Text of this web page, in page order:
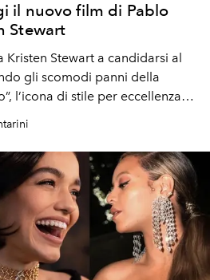
il nuovo film di Pablo
Stewart
Stewart a candidarsi al
gli scomodi panni della
l’icona di stile per eccellenza
oscurare la regale suocera e
Parker Bowles